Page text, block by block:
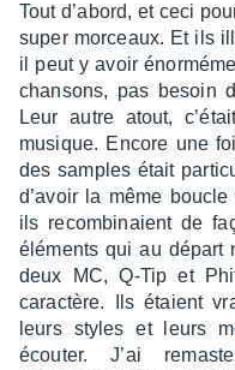
Tout d’abord, et ceci
super morceaux. Et ils
il peut y avoir
chan­sons, pas besoin
Leur autre atout,
musique. Encore une
des samples était
d’avoir la même
ils recom­bi­naient de
éléments qui au départ
deux MC, Q-Tip et
carac­tère. Ils étaient
leurs styles et leurs
écou­ter. J’ai